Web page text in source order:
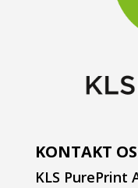
KONTAKT OS
KLS PurePrint